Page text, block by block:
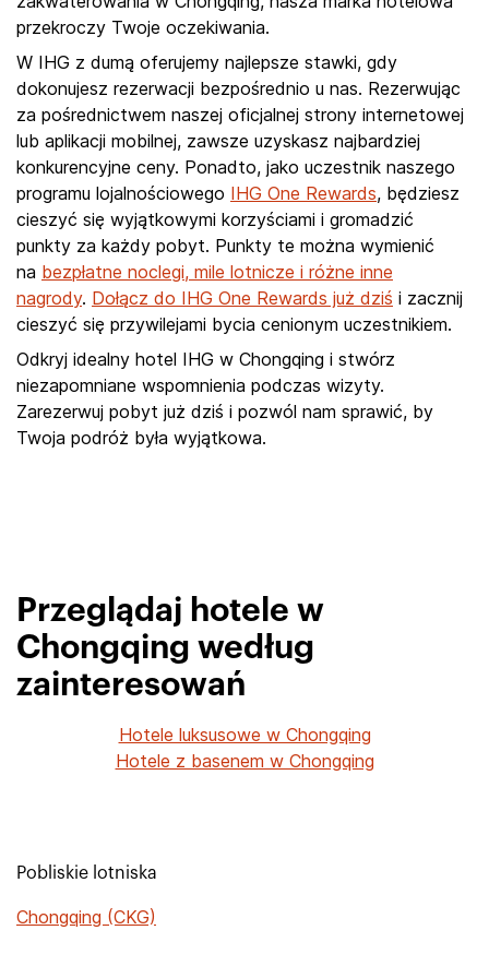
przekroczy Twoje oczekiwania.
W IHG z dumą oferujemy najlepsze stawki, gdy
dokonujesz rezerwacji bezpośrednio u nas. Rezerwując
za pośrednictwem naszej oficjalnej strony internetowej
lub aplikacji mobilnej, zawsze uzyskasz najbardziej
konkurencyjne ceny. Ponadto, jako uczestnik naszego
programu lojalnościowego IHG One Rewards, będziesz
cieszyć się wyjątkowymi korzyściami i gromadzić
punkty za każdy pobyt. Punkty te można wymienić
na bezpłatne noclegi, mile lotnicze i różne inne
nagrody. Dołącz do IHG One Rewards już dziś i zacznij
cieszyć się przywilejami bycia cenionym uczestnikiem.
Odkryj idealny hotel IHG w Chongqing i stwórz
niezapomniane wspomnienia podczas wizyty.
Zarezerwuj pobyt już dziś i pozwól nam sprawić, by
Twoja podróż była wyjątkowa.
Przeglądaj hotele w
Chongqing według
zainteresowań
Hotele luksusowe w Chongqing
Hotele z basenem w Chongqing
Pobliskie lotniska
Chongqing (CKG)